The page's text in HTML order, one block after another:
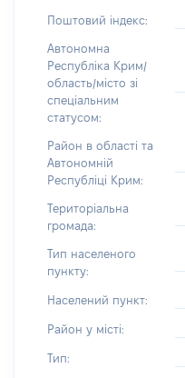
Поштовий індекс:
Автономна
Республіка Крим/
область/місто зі
спеціальним
статусом:
Район в області та
Автономній
Республіці Крим:
Територіальна
громада:
Тип населеного
пункту:
Населений пункт:
Район у місті:
Тип: